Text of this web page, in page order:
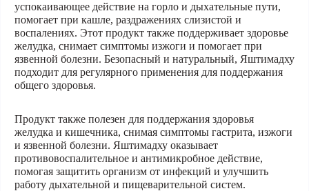
успокаивающее действие на горло и дыхательные пути,
помогает при кашле, раздражениях слизистой и
воспалениях. Этот продукт также поддерживает здоровье
желудка, снимает симптомы изжоги и помогает при
язвенной болезни. Безопасный и натуральный, Яштимадху
подходит для регулярного применения для поддержания
общего здоровья.
Продукт также полезен для поддержания здоровья
желудка и кишечника, снимая симптомы гастрита, изжоги
и язвенной болезни. Яштимадху оказывает
противовоспалительное и антимикробное действие,
помогая защитить организм от инфекций и улучшить
работу дыхательной и пищеварительной систем.